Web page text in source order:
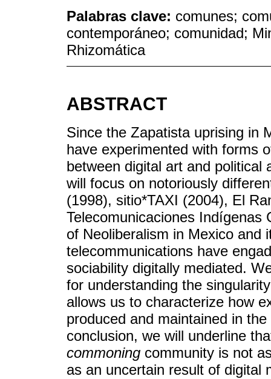
Palabras clave: comunes;
contemporáneo; comunidad;
Rhizomática
ABSTRACT
Since the Zapatista uprising in
have experimented with forms
between digital art and political
will focus on notoriously
(1998), sitio*TAXI (2004), El
Telecomunicaciones Indígenas
of Neoliberalism in Mexico and
telecommunications have
sociability digitally mediated.
for understanding the
allows us to characterize how
produced and maintained in
conclusion, we will underline
commoning community is not
as an uncertain result of digital